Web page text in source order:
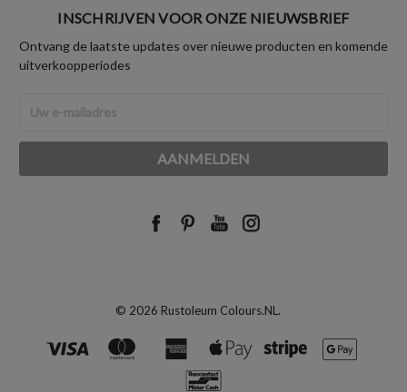
INSCHRIJVEN VOOR ONZE NIEUWSBRIEF
Ontvang de laatste updates over nieuwe producten en komende
uitverkoopperiodes
mailadres
© 2026 Rustoleum Colours.NL.